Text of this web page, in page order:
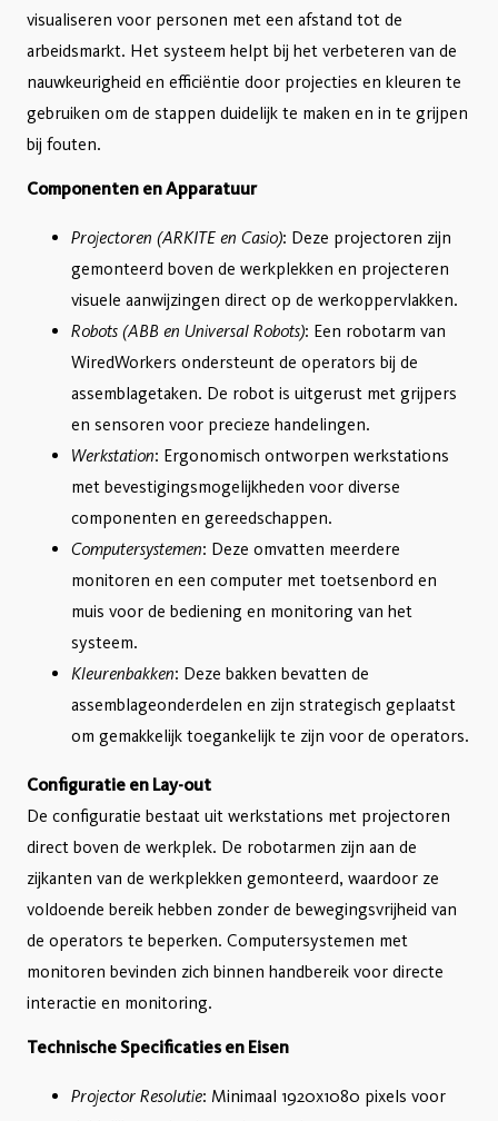
visualiseren voor personen met een afstand tot de
arbeidsmarkt. Het systeem helpt bij het verbeteren van de
nauwkeurigheid en efficiëntie door projecties en kleuren te
gebruiken om de stappen duidelijk te maken en in te grijpen
bij fouten.
Componenten en Apparatuur
Projectoren (ARKITE en Casio): Deze projectoren zijn
gemonteerd boven de werkplekken en projecteren
visuele aanwijzingen direct op de werkoppervlakken.
Robots (ABB en Universal Robots): Een robotarm van
WiredWorkers ondersteunt de operators bij de
assemblagetaken. De robot is uitgerust met grijpers
en sensoren voor precieze handelingen.
Werkstation: Ergonomisch ontworpen werkstations
met bevestigingsmogelijkheden voor diverse
componenten en gereedschappen.
Computersystemen: Deze omvatten meerdere
monitoren en een computer met toetsenbord en
muis voor de bediening en monitoring van het
systeem.
Kleurenbakken: Deze bakken bevatten de
assemblageonderdelen en zijn strategisch geplaatst
om gemakkelijk toegankelijk te zijn voor de operators.
Configuratie en Lay-out
De configuratie bestaat uit werkstations met projectoren
direct boven de werkplek. De robotarmen zijn aan de
zijkanten van de werkplekken gemonteerd, waardoor ze
voldoende bereik hebben zonder de bewegingsvrijheid van
de operators te beperken. Computersystemen met
monitoren bevinden zich binnen handbereik voor directe
interactie en monitoring.
Technische Specificaties en Eisen
Projector Resolutie: Minimaal 1920x1080 pixels voor